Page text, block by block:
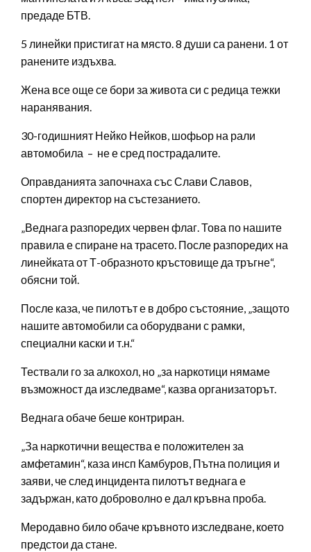
предаде БТВ.
5 линейки пристигат на място. 8 души са ранени. 1 от
ранените издъхва.
Жена все още се бори за живота си с редица тежки
наранявания.
30-годишният Нейко Нейков, шофьор на рали
автомобила – не е сред пострадалите.
Оправданията започнаха със Слави Славов,
спортен директор на състезанието.
„Веднага разпоредих червен флаг. Това по нашите
правила е спиране на трасето. После разпоредих на
линейката от Т-образното кръстовище да тръгне“,
обясни той.
После каза, че пилотът е в добро състояние, „защото
нашите автомобили са оборудвани с рамки,
специални каски и т.н.“
Тествали го за алкохол, но „за наркотици нямаме
възможност да изследваме“, казва организаторът.
Веднага обаче беше контриран.
„За наркотични вещества е положителен за
амфетамин“, каза инсп Камбуров, Пътна полиция и
заяви, че след инцидента пилотът веднага е
задържан, като доброволно е дал кръвна проба.
Меродавно било обаче кръвното изследване, което
предстои да стане.